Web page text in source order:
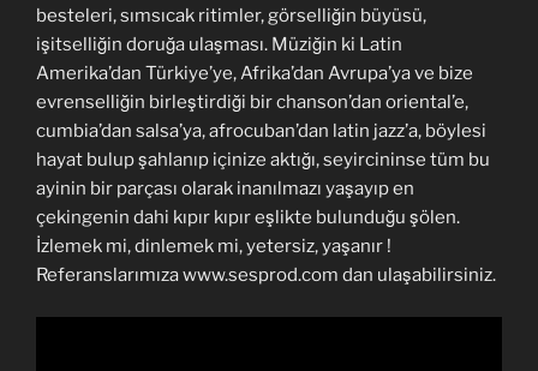
besteleri, sımsıcak ritimler, görselliğin büyüsü,
işitselliğin doruğa ulaşması. Müziğin ki Latin
Amerika’dan Türkiye’ye, Afrika’dan Avrupa’ya ve bize
evrenselliğin birleştirdiği bir chanson’dan oriental’e,
cumbia’dan salsa’ya, afrocuban’dan latin jazz’a, böylesi
hayat bulup şahlanıp içinize aktığı, seyircininse tüm bu
ayinin bir parçası olarak inanılmazı yaşayıp en
çekingenin dahi kıpır kıpır eşlikte bulunduğu şölen.
İzlemek mi, dinlemek mi, yetersiz, yaşanır !
Referanslarımıza www.sesprod.com dan ulaşabilirsiniz.